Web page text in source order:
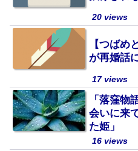
20 views
【つばめ
が再婚話
17 views
「落窪物
会いに来
た姫」
16 views